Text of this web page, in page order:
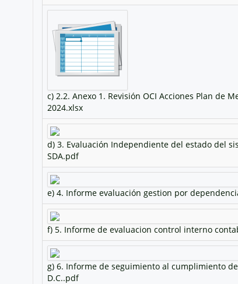
c) 2.2. Anexo 1. Revisión OCI Acciones Plan de
2024.xlsx
d) 3. Evaluación Independiente del estado del
SDA.pdf
e) 4. Informe evaluación gestion por
f) 5. Informe de evaluacion control interno
g) 6. Informe de seguimiento al cumplimiento
D.C..pdf